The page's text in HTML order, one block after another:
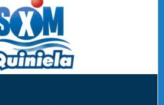
SXM - Medio Día